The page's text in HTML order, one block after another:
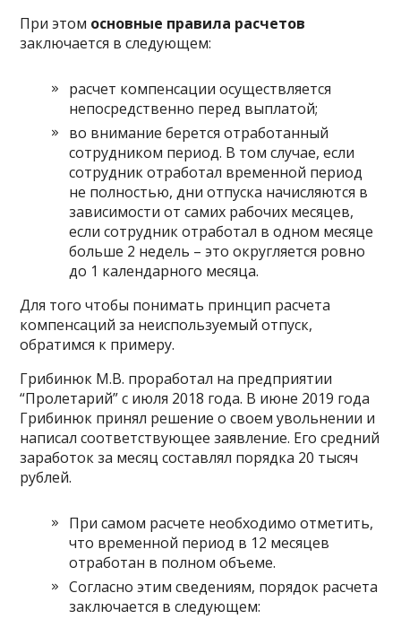
При этом основные правила расчетов
заключается в следующем:
расчет компенсации осуществляется
непосредственно перед выплатой;
во внимание берется отработанный
сотрудником период. В том случае, если
сотрудник отработал временной период
не полностью, дни отпуска начисляются в
зависимости от самих рабочих месяцев,
если сотрудник отработал в одном месяце
больше 2 недель – это округляется ровно
до 1 календарного месяца.
Для того чтобы понимать принцип расчета
компенсаций за неиспользуемый отпуск,
обратимся к примеру.
Грибинюк М.В. проработал на предприятии
“Пролетарий” c июля 2018 года. В июне 2019 года
Грибинюк принял решение о своем увольнении и
написал соответствующее заявление. Его средний
заработок за месяц составлял порядка 20 тысяч
рублей.
При самом расчете необходимо отметить,
что временной период в 12 месяцев
отработан в полном объеме.
Согласно этим сведениям, порядок расчета
заключается в следующем: